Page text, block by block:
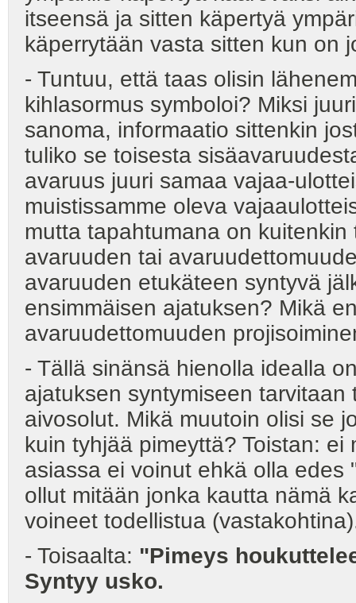
itseensä ja sitten käpertyä
käperrytään vasta sitten kun on
- Tuntuu, että taas olisin
kihlasormus symboloi? Miksi
sanoma, informaatio sittenkin
tuliko se toisesta
avaruus juuri samaa vajaa-
muistissamme oleva
mutta tapahtumana on
avaruuden tai
avaruuden etukäteen syntyvä
ensimmäisen ajatuksen? Mikä
avaruudettomuuden
- Tällä sinänsä hienolla idealla
ajatuksen syntymiseen
aivosolut. Mikä muutoin olisi se
kuin tyhjää pimeyttä? Toistan:
asiassa ei voinut ehkä olla
ollut mitään jonka kautta nämä
voineet todellistua
- Toisaalta: "Pimeys
Syntyy usko.